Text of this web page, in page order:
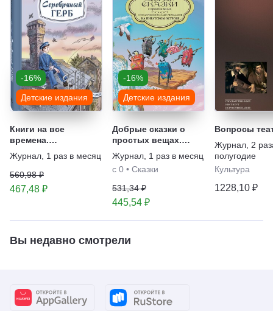
-16%
Детские издания
Книги на все
времена.
Бестселлеры
детской литературы.
Серия книг
Журнал 1 раз в месяц
560,98 ₽
467,48 ₽
-16%
Детские издания
Добрые сказки о
простых вещах.
Серия книг в
твёрдой обложке
Журнал 1 раз в месяц
с 0 • Сказки
531,34 ₽
445,54 ₽
Вопросы
Журнал 2
полугодие
Культура
1228,10 ₽
Вы недавно смотрели